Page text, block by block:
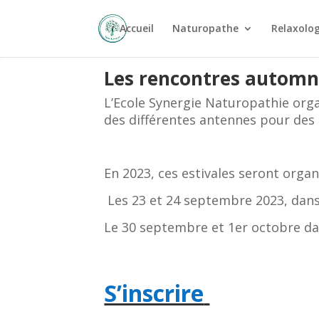
Accueil Naturopathe
Les rencontres
L’Ecole Synergie Naturopathie
des différentes antennes pour
En 2023, ces estivales seront
Les 23 et 24 septembre 2023,
Le 30 septembre et 1er octobre
S’inscrire